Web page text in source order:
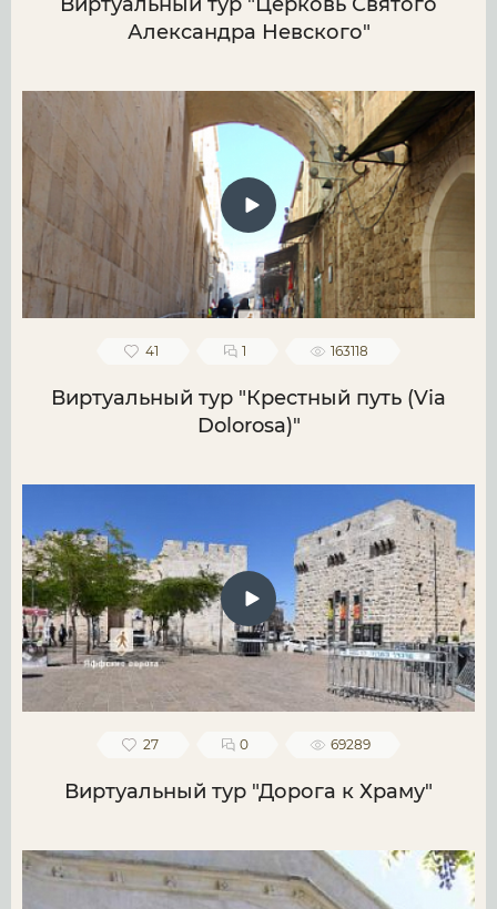
Виртуальный тур "Церковь Святого
Александра Невского"
41 1 163118
Виртуальный тур "Крестный путь (Via
Dolorosa)"
27 0 69289
Виртуальный тур "Дорога к Храму"